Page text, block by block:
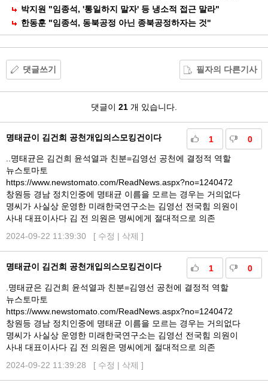
박지원 "임종석, '통일하지 말자' 등 냉소적 접근 말라"
한동훈 "임종석, 동북공정 아닌 종북공정하자는 것"
댓글쓰기 필자의 다른기사
글
댓글이 21 개 있습니다.
1 0
명태균이 김건희 공천개입의스모킹건이다
..명태균은 김건희 윤석열과 친분=김영선 공천에 결정적 역할
뉴스토마토
https://www.newstomato.com/ReadNews.aspx?no=1240472
창원등 경남 정치인중에 명태균 이름을 모르는 경우는 거의없다
명씨가 사실상 운영한 미래한국연구소는 김영선 전국힘 의원이
사내 대표이사다 김 전 의원은 명씨에게 절대적으로 의존
2024-09-22 11:39:30 [ 수정 | 삭제 ]
1 0
명태균이 김건희 공천개입의스모킹건이다
.명태균은 김건희 윤석열과 친분=김영선 공천에 결정적 역할
뉴스토마토
https://www.newstomato.com/ReadNews.aspx?no=1240472
창원등 경남 정치인중에 명태균 이름을 모르는 경우는 거의없다
명씨가 사실상 운영한 미래한국연구소는 김영선 전국힘 의원이
사내 대표이사다 김 전 의원은 명씨에게 절대적으로 의존
2024-09-22 11:39:28 [ 수정 | 삭제 ]